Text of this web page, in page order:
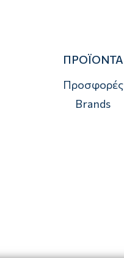
ΠΡΟΪΟΝΤΑ
Προσφορές
Brands